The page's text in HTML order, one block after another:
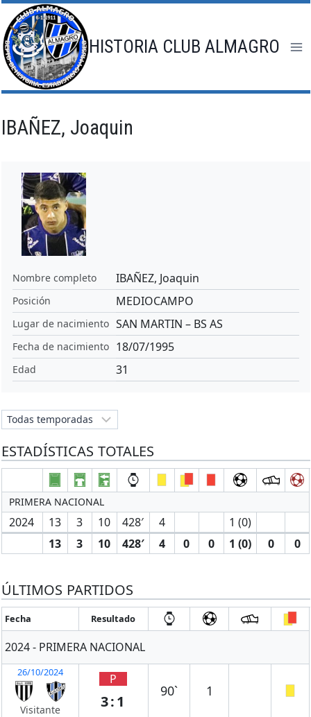
Saltar
al
contenido
HISTORIA CLUB ALMAGRO
IBAÑEZ, Joaquin
Nombre completo IBAÑEZ, Joaquin
Posición MEDIOCAMPO
Lugar de nacimiento SAN MARTIN – BS AS
Fecha de nacimiento 18/07/1995
Edad 31
ESTADÍSTICAS TOTALES
PRIMERA NACIONAL
2024 13 3 10 428′ 4
1 (0)
13
3 10 428′ 4 0 0 1 (0) 0 0
ÚLTIMOS PARTIDOS
Fecha Resultado
2024 - PRIMERA NACIONAL
26/10/2024
Visitante
P
3:1
90` 1